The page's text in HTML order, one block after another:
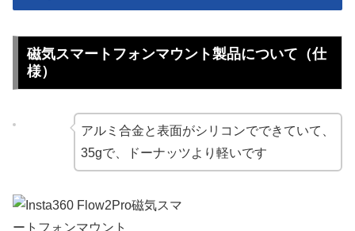
磁気スマートフォンマウント製品について（仕
様）
アルミ合金と表面がシリコンでできていて、
35gで、ドーナッツより軽いです